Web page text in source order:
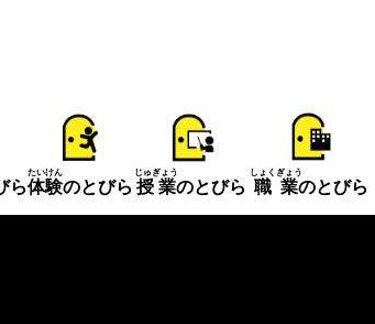
ら体験
たいけん
のとびら 授業
じゅぎょう
のとびら 職業
しょくぎょう
のとびら